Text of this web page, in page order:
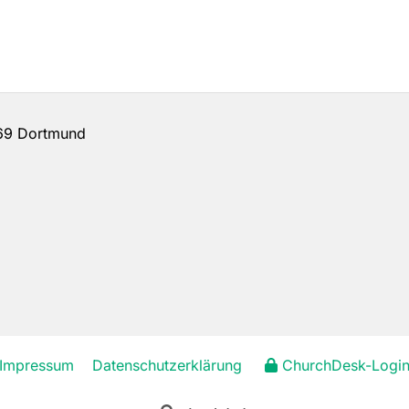
Dortmund
Impressum Datenschutzerklärung ChurchDesk-Login